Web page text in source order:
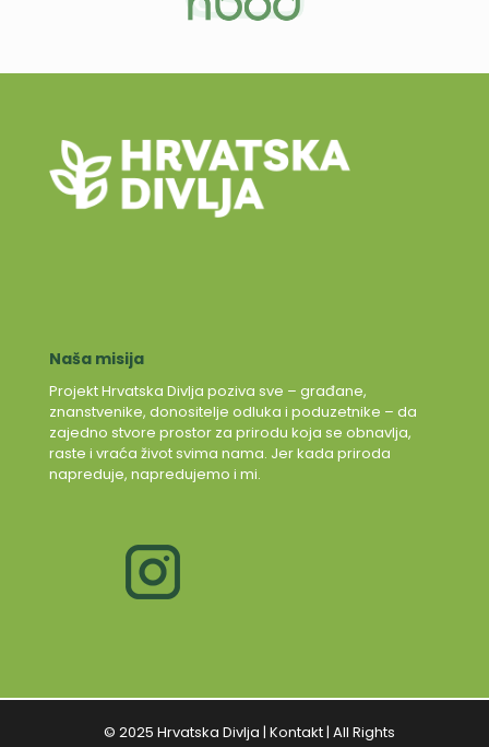
Naša misija
Projekt Hrvatska Divlja poziva sve – građane,
znanstvenike, donositelje odluka i poduzetnike – da
zajedno stvore prostor za prirodu koja se obnavlja,
raste i vraća život svima nama. Jer kada priroda
napreduje, napredujemo i mi.
© 2025 Hrvatska Divlja | Kontakt | All Rights